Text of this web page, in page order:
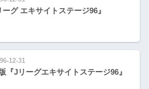
ーグ エキサイトステージ96』
12-31
『Jリーグエキサイトステージ96』